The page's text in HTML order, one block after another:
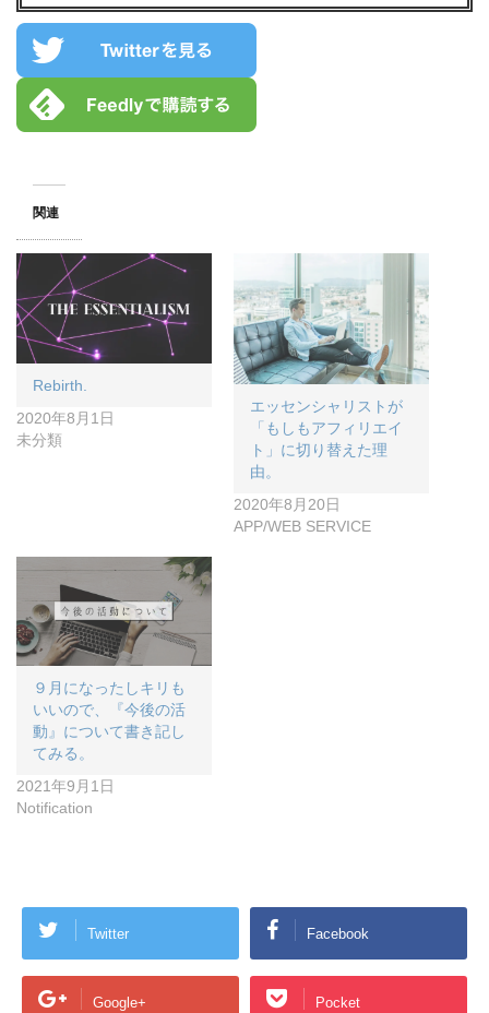
関連
Rebirth.
2020年8月1日
未分類
エッセンシャリストが
「もしもアフィリエイ
ト」に切り替えた理
由。
2020年8月20日
APP/WEB SERVICE
９月になったしキリも
いいので、『今後の活
動』について書き記し
てみる。
2021年9月1日
Notification
Twitter Facebook
Google+ Pocket